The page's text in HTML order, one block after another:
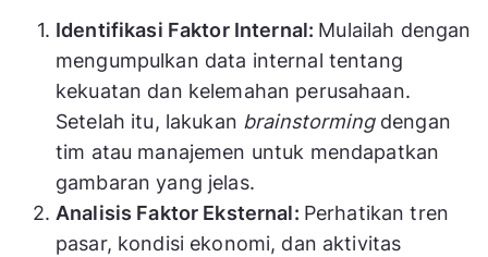
Identifikasi Faktor Internal: Mulailah dengan
mengumpulkan data internal tentang
kekuatan dan kelemahan perusahaan.
Setelah itu, lakukan brainstorming dengan
tim atau manajemen untuk mendapatkan
gambaran yang jelas.
Analisis Faktor Eksternal: Perhatikan tren
pasar, kondisi ekonomi, dan aktivitas